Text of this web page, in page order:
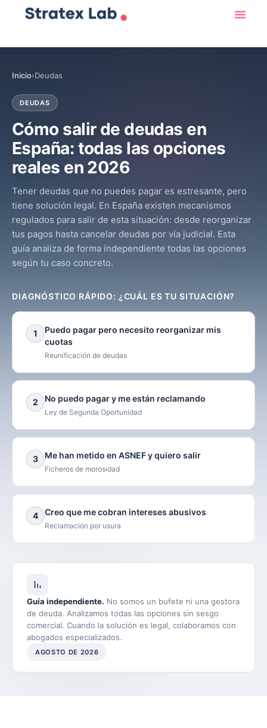
Inicio›Deudas
DEUDAS
Cómo salir de deudas en
España: todas las opciones
reales en 2026
Tener deudas que no puedes pagar es estresante, pero
tiene solución legal. En España existen mecanismos
regulados para salir de esta situación: desde reorganizar
tus pagos hasta cancelar deudas por vía judicial. Esta
guía analiza de forma independiente todas las opciones
según tu caso concreto.
DIAGNÓSTICO RÁPIDO: ¿CUÁL ES TU SITUACIÓN?
1
Puedo pagar pero necesito reorganizar mis
cuotas
Reunificación de deudas
2 No puedo pagar y me están reclamando
Ley de Segunda Oportunidad
3 Me han metido en ASNEF y quiero salir
Ficheros de morosidad
4 Creo que me cobran intereses abusivos
Reclamación por usura
Guía independiente. No somos un bufete ni una gestora
de deuda. Analizamos todas las opciones sin sesgo
comercial. Cuando la solución es legal, colaboramos con
abogados especializados.
AGOSTO DE 2026